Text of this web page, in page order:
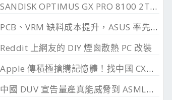
SANDISK OPTIMUS GX PRO 8100 2TB 與 850X 2TB 開箱, PCIe 5.0 與 4.0 效能比較
PCB、VRM 缺料成本提升，ASUS 率先調漲主機板
Reddit 上網友的 DIY 煙囪散熱 PC 改裝
Apple 傳積極搶購記憶體！找中國 CXMT 談價格碰壁
中國 DUV 宣告量產真能威脅到 ASML？外媒稱相差甚遠